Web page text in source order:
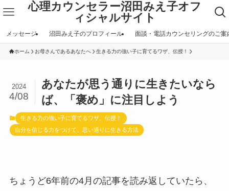
心理カウンセラー沼田みえ子オフ
ィシャルサイト
メッセージ 沼田みえ子のプロフィール 面談・電話カウンセリングのご案
ホーム お母さんであるあなたへ 生きる力の強い子に育てるワザ、伝授！
あなたが思う通りに生きたいなら
ば、「褒め」に注目しよう
2024
4/08
生きる力の強い子に育てるワザ、伝授！
自分を信じる力をつけて、思い通りに生きる方法
ちょうど6年前の4月の記事を読み返していたら、